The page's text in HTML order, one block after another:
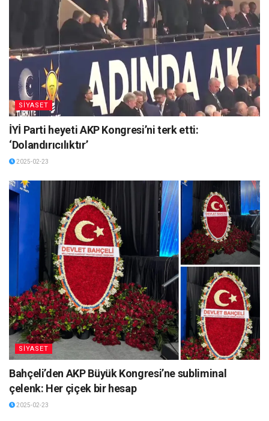
SİYASET
İYİ Parti heyeti AKP Kongresi’ni terk etti:
‘Dolandırıcılıktır’
2025-02-23
SİYASET
Bahçeli’den AKP Büyük Kongresi’ne subliminal
çelenk: Her çiçek bir hesap
2025-02-23